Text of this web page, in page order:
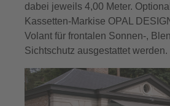
dabei jeweils 4,00 Meter.
Kassetten-Markise OPAL
Volant für frontalen Sonnen-,
Sichtschutz ausgestattet werden.